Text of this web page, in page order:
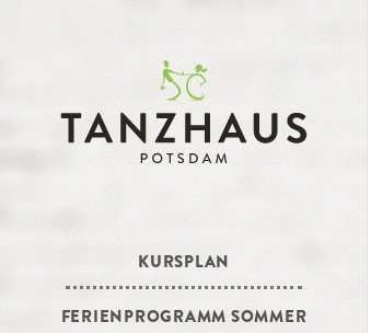
KURSPLAN
FERIENPROGRAMM SOMMER